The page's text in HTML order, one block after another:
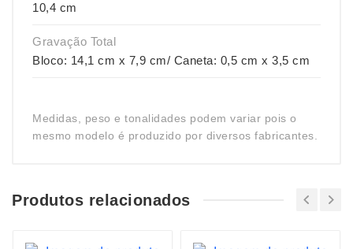
10,4 cm
Gravação Total
Bloco: 14,1 cm x 7,9 cm/ Caneta: 0,5 cm x 3,5 cm
Medidas, peso e tonalidades podem variar pois o
mesmo modelo é produzido por diversos fabricantes.
Produtos relacionados